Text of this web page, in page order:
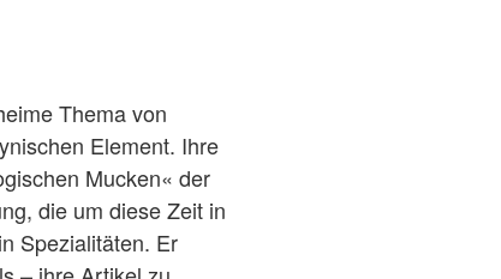
Thema von
Element. Ihre
Mucken« der
die um diese Zeit in
Spezialitäten. Er